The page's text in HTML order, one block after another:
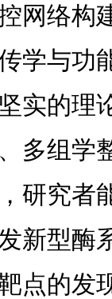
网络构
学与功
实的理
多组学
研究者
新型酶
点的发